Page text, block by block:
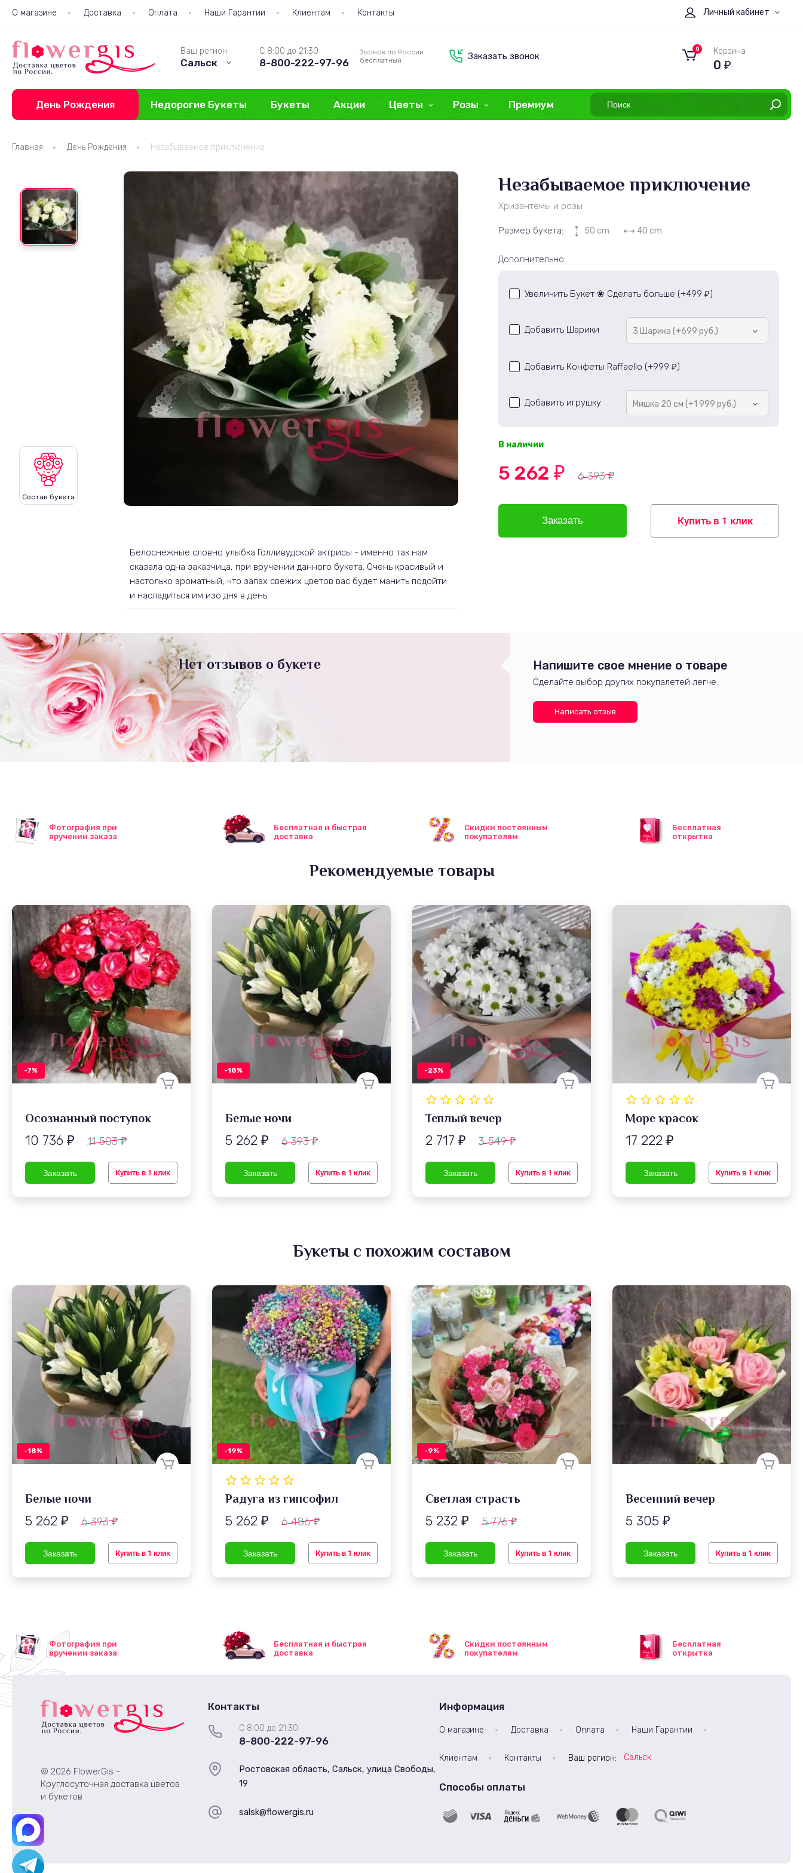
О магазине Доставка Оплата Наши Гарантии Клиентам Контакты Личный кабинет
Ваш регион:
Сальск
С 8:00 до 21:30
8-800-222-97-96
Звонок по России
бесплатный
Заказать звонок
0 Корзина
0 ₽
День Рождения Недорогие Букеты Букеты Акции Цветы Розы Премиум
Главная День Рождения Незабываемое приключение
Состав букета
Белоснежные словно улыбка Голливудской актрисы - именно так нам
сказала одна заказчица, при вручении данного букета. Очень красивый и
настолько ароматный, что запах свежих цветов вас будет манить подойти
и насладиться им изо дня в день
Незабываемое приключение
Хризантемы и розы
Размер букета: 50 cm 40 cm
Дополнительно:
Увеличить Букет ❀ Сделать больше (+499 ₽)
Добавить Шарики 3 Шарика (+699 руб.)
Добавить Конфеты Raffaello (+999 ₽)
Добавить игрушку Мишка 20 см (+1 999 руб.)
В наличии
5 262 ₽ 6 393₽
Купить в 1 клик
Нет отзывов о букете Напишите свое мнение о товаре
Сделайте выбор других покупалетей легче.
Написать отзыв
Фотография при
вручении заказа
Бесплатная и быстрая
доставка
Скидки постоянным
покупателям
Бесплатная
открытка
Рекомендуемые товары
-7%
Осознанный поступок
10 736 ₽ 11 503₽
Купить в 1 клик
-18%
Белые ночи
5 262 ₽ 6 393₽
Купить в 1 клик
-23%
Теплый вечер
2 717 ₽ 3 549₽
Купить в 1 клик
Море красок
17 222 ₽
Купить в 1 клик
Букеты с похожим составом
-18%
Белые ночи
5 262 ₽ 6 393₽
Купить в 1 клик
-19%
Радуга из гипсофил
5 262 ₽ 6 486₽
Купить в 1 клик
-9%
Светлая страсть
5 232 ₽ 5 776₽
Купить в 1 клик
Весенний вечер
5 305 ₽
Купить в 1 клик
Фотография при
вручении заказа
Бесплатная и быстрая
доставка
Скидки постоянным
покупателям
Бесплатная
открытка
© 2026 FlowerGis -
Круглосуточная доставка цветов
и букетов
Контакты
С 8:00 до 21:30
8-800-222-97-96
Ростовская область, Сальск, улица Свободы,
19
salsk@flowergis.ru
Информация
О магазине Доставка Оплата Наши Гарантии
Клиентам Контакты Ваш регион: Сальск
Способы оплаты